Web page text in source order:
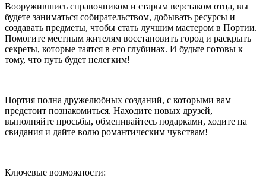
Вооружившись справочником и старым верстаком отца, вы
будете заниматься собирательством, добывать ресурсы и
создавать предметы, чтобы стать лучшим мастером в Портии.
Помогите местным жителям восстановить город и раскрыть
секреты, которые таятся в его глубинах. И будьте готовы к
тому, что путь будет нелегким!
Портия полна дружелюбных созданий, с которыми вам
предстоит познакомиться. Находите новых друзей,
выполняйте просьбы, обменивайтесь подарками, ходите на
свидания и дайте волю романтическим чувствам!
Ключевые возможности: